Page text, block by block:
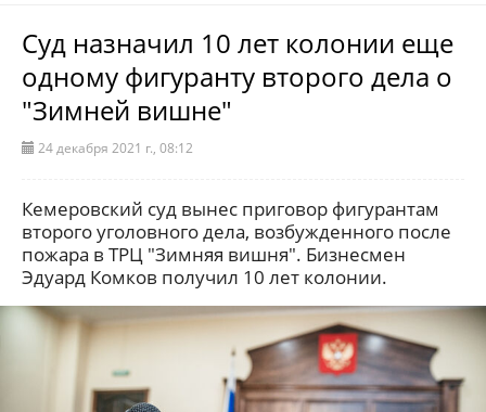
Суд назначил 10 лет колонии еще
одному фигуранту второго дела о
"Зимней вишне"
24 декабря 2021 г., 08:12
Кемеровский суд вынес приговор фигурантам
второго уголовного дела, возбужденного после
пожара в ТРЦ "Зимняя вишня". Бизнесмен
Эдуард Комков получил 10 лет колонии.